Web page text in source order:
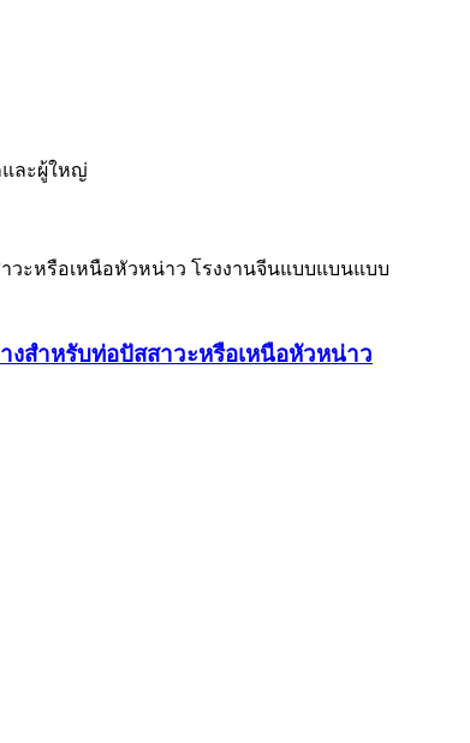
ละผู้ใหญ่
สำหรับท่อปัสสาวะหรือเหนือหัวหน่าว